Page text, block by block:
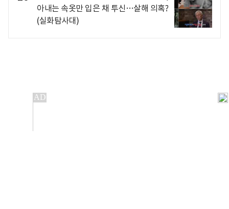
아내는 속옷만 입은 채 투신…살해 의혹?
(실화탐사대)